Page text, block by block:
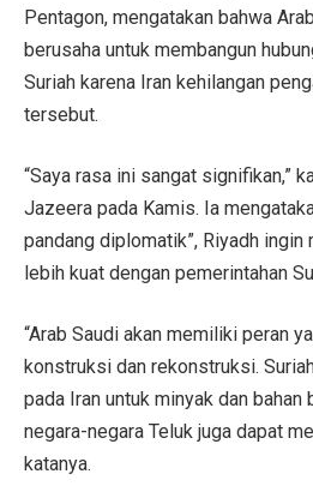
Pentagon, mengatakan bahwa
berusaha untuk membangun
Suriah karena Iran kehilangan
tersebut.
“Saya rasa ini sangat signifikan,”
Jazeera pada Kamis. Ia
pandang diplomatik”, Riyadh ingin
lebih kuat dengan pemerintahan
“Arab Saudi akan memiliki peran
konstruksi dan rekonstruksi.
pada Iran untuk minyak dan bahan
negara-negara Teluk juga dapat
katanya.